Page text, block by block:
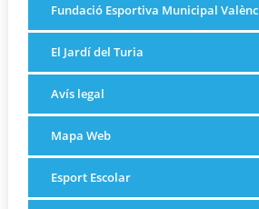
Fundació Esportiva Municipal
El Jardí del Turia
Avís legal
Mapa Web
Esport Escolar